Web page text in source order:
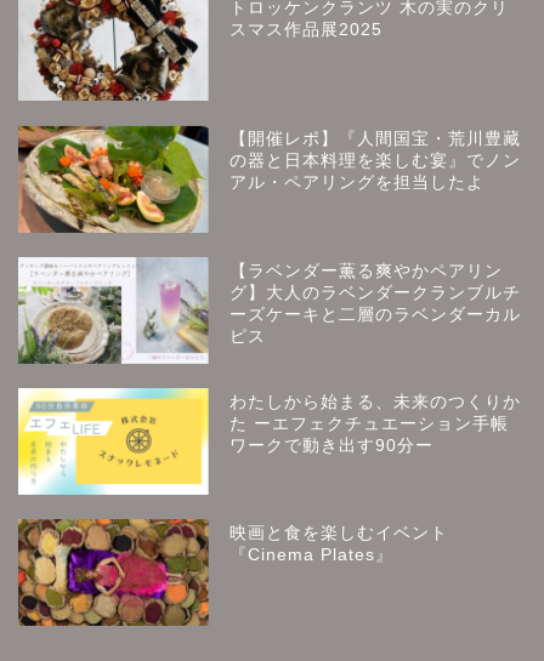
トロッケンクランツ 木の実のクリ
スマス作品展2025
【開催レポ】『人間国宝・荒川豊藏
の器と日本料理を楽しむ宴』でノン
アル・ペアリングを担当したよ
【ラベンダー薫る爽やかペアリン
グ】大人のラベンダークランブルチ
ーズケーキと二層のラベンダーカル
ピス
わたしから始まる、未来のつくりか
た ーエフェクチュエーション手帳
ワークで動き出す90分ー
映画と食を楽しむイベント
『Cinema Plates』